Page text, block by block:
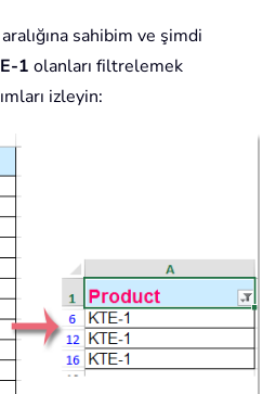
sahibim ve şimdi
1 olanları filtrelemek
izleyin: